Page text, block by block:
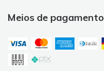
Meios de pagamento